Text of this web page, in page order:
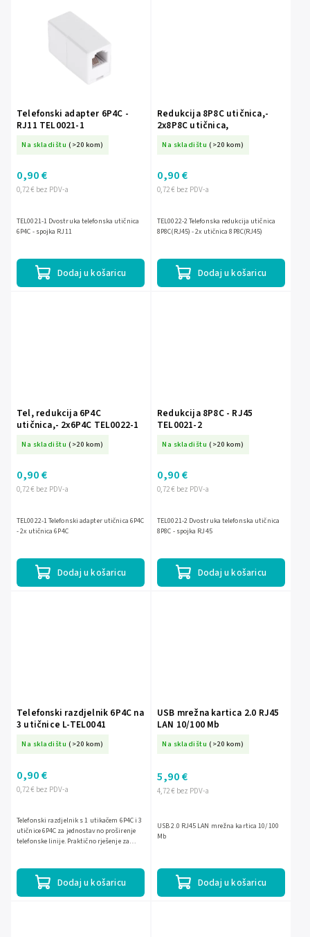
Telefonski adapter 6P4C -
RJ11 TEL0021-1
Na skladištu (>20 kom)
0,72 € bez PDV-a
0,90 €
Dodaj u košaricu
TEL0021-1 Dvostruka telefonska utičnica
6P4C - spojka RJ11
Redukcija 8P8C utičnica,-
2x8P8C utičnica,
Na skladištu (>20 kom)
0,72 € bez PDV-a
0,90 €
Dodaj u košaricu
TEL0022-2 Telefonska redukcija utičnica
8P8C(RJ45) - 2x utičnica 8P8C(RJ45)
Tel, redukcija 6P4C
utičnica,- 2x6P4C TEL0022-1
Na skladištu (>20 kom)
0,72 € bez PDV-a
0,90 €
Dodaj u košaricu
TEL0022-1 Telefonski adapter utičnica 6P4C
- 2x utičnica 6P4C
Redukcija 8P8C - RJ45
TEL0021-2
Na skladištu (>20 kom)
0,72 € bez PDV-a
0,90 €
Dodaj u košaricu
TEL0021-2 Dvostruka telefonska utičnica
8P8C - spojka RJ45
Telefonski razdjelnik 6P4C na
3 utičnice L-TEL0041
Na skladištu (>20 kom)
0,72 € bez PDV-a
0,90 €
Dodaj u košaricu
Telefonski razdjelnik s 1 utikačem 6P4C i 3
utičnice 6P4C za jednostavno proširenje
telefonske linije. Praktično rješenje za
USB mrežna kartica 2.0 RJ45
LAN 10/100 Mb
Na skladištu (>20 kom)
4,72 € bez PDV-a
5,90 €
Dodaj u košaricu
USB 2.0 RJ45 LAN mrežna kartica 10/100
Mb